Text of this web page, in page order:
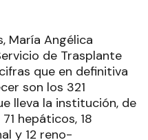
María Angélica
de Trasplante
que en definitiva
son los 321
lleva la institución, de
hepáticos, 18
y 12 reno-